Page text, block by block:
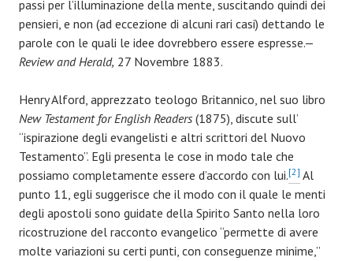
passi per l’illuminazione della mente, suscitando quindi dei
pensieri, e non (ad eccezione di alcuni rari casi) dettando le
parole con le quali le idee dovrebbero essere espresse.—
Review and Herald, 27 Novembre 1883.
Henry Alford, apprezzato teologo Britannico, nel suo libro
New Testament for English Readers (1875), discute sull’
“ispirazione degli evangelisti e altri scrittori del Nuovo
Testamento”. Egli presenta le cose in modo tale che
possiamo completamente essere d’accordo con lui.[2] Al
punto 11, egli suggerisce che il modo con il quale le menti
degli apostoli sono guidate della Spirito Santo nella loro
ricostruzione del racconto evangelico “permette di avere
molte variazioni su certi punti, con conseguenze minime,”